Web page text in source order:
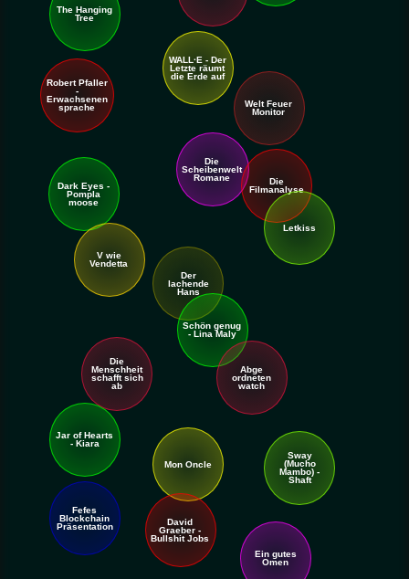
The Hanging
Tree
An ihren Taten sollt ihr sie
erkennen!
Robert Pfaller
-
Erwachsenen
sprache
WALL·E - Der
Letzte räumt
die Erde auf
Welt Feuer
Monitor
Dark Eyes -
Pompla
moose
Die
Scheibenwelt
Romane
Die
Filmanalyse
V wie
Vendetta
Der
lachende
Hans
Letkiss
Die
Menschheit
schafft sich
ab
Schön genug
- Lina Maly
Abge
ordneten
watch
An ihren Taten sollt ihr sie
Jar of Hearts
- Kiara
Mon Oncle
Sway
(Mucho
Mambo) -
Shaft
Fefes
Blockchain
Präsentation
David
Graeber -
Bullshit Jobs
Ein gutes
Omen